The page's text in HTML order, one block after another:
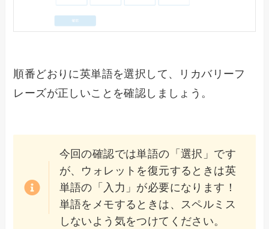
順番どおりに英単語を選択して、リカバリーフ
レーズが正しいことを確認しましょう。
今回の確認では単語の「選択」です
が、ウォレットを復元するときは英
単語の「入力」が必要になります！
単語をメモするときは、スペルミス
しないよう気をつけてください。